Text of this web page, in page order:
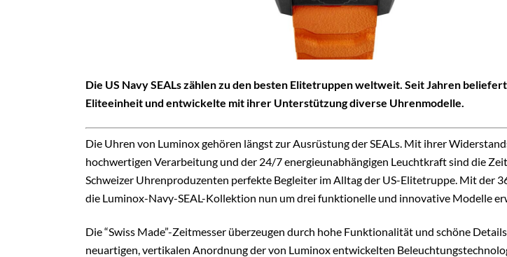
Die US Navy SEALs zählen zu den besten Elitetruppen weltweit. Seit Jahren
Eliteeinheit und entwickelte mit ihrer Unterstützung diverse Uhrenmodelle.
Die Uhren von Luminox gehören längst zur Ausrüstung der SEALs. Mit ihrer
hochwertigen Verarbeitung und der 24/7 energieunabhängigen Leuchtkraft sind die
Schweizer Uhrenproduzenten perfekte Begleiter im Alltag der US-Elitetruppe. Mit der
die Luminox-Navy-SEAL-Kollektion nun um drei funktionelle und innovative Modelle
Die “Swiss Made”-Zeitmesser überzeugen durch hohe Funktionalität und schöne
neuartigen, vertikalen Anordnung der von Luminox entwickelten